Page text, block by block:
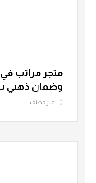
متجر مراتب
وضمان ذهبي يصل لـ
غير مصنف